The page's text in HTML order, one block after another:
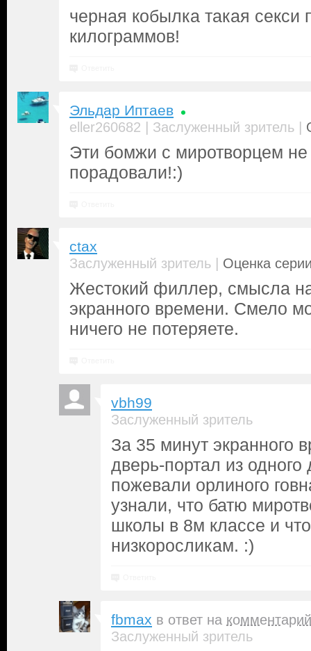
черная кобылка такая секси
килограммов!
Эльдар Иптаев
eller260682 | Заслуженный зритель |
Эти бомжи с миротворцем не
порадовали!:)
ctax
Заслуженный зритель | Оценка
Жестокий филлер, смысла
экранного времени. Смело
ничего не потеряете.
vbh99
Заслуженный зритель
За 35 минут экранного
дверь-портал из
пожевали орлиного
узнали, что батю
школы в 8м классе и
низкоросликам. :)
fbmax в ответ на комментарий
Заслуженный зритель